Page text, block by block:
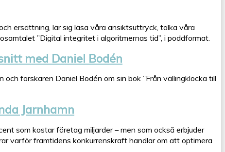
ersättning, lär sig läsa våra ansiktsuttryck, tolka våra
”Digital integritet i algoritmernas tid”, i poddformat.
med Daniel Bodén
forskaren Daniel Bodén om sin bok ”Från vällingklocka till
Jarnhamn
som kostar företag miljarder – men som också erbjuder
varför framtidens konkurrenskraft handlar om att optimera